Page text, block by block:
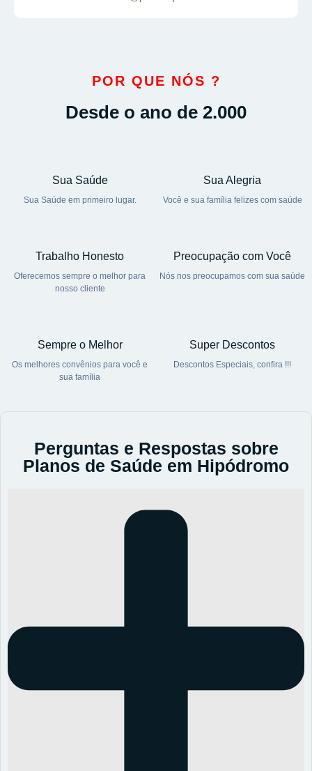
POR QUE NÓS ?
Desde o ano de 2.000
Sua Saúde
Sua Saúde em primeiro lugar.
Sua Alegria
Você e sua família felizes com saúde
Trabalho Honesto
Oferecemos sempre o melhor para
nosso cliente
Preocupação com Você
Nós nos preocupamos com sua saúde
Sempre o Melhor
Os melhores convênios para você e
sua família
Super Descontos
Descontos Especiais, confira !!!
Perguntas e Respostas sobre
Planos de Saúde em Hipódromo